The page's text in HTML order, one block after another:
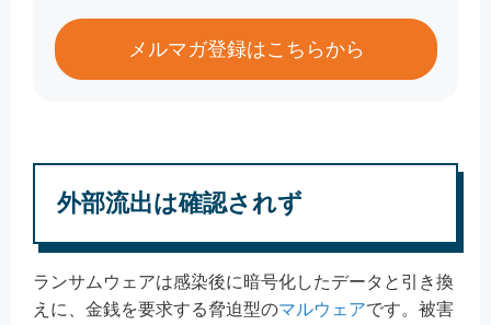
メルマガ登録はこちらから
外部流出は確認されず
ランサムウェアは感染後に暗号化したデータと引き換
えに、金銭を要求する脅迫型のマルウェアです。被害